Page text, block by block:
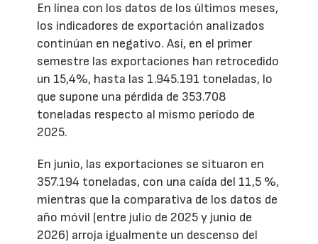
En línea con los datos de los últimos meses,
los indicadores de exportación analizados
continúan en negativo. Así, en el primer
semestre las exportaciones han retrocedido
un 15,4%, hasta las 1.945.191 toneladas, lo
que supone una pérdida de 353.708
toneladas respecto al mismo período de
2025.
En junio, las exportaciones se situaron en
357.194 toneladas, con una caída del 11,5 %,
mientras que la comparativa de los datos de
año móvil (entre julio de 2025 y junio de
2026) arroja igualmente un descenso del